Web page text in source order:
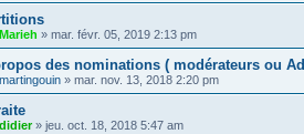
Marieh » mar. févr. 05, 2019 2:13 pm
des nominations ( modérateurs ou
martingouin » mar. nov. 13, 2018 2:20 pm
didier» jeu. oct. 18, 2018 5:47 am